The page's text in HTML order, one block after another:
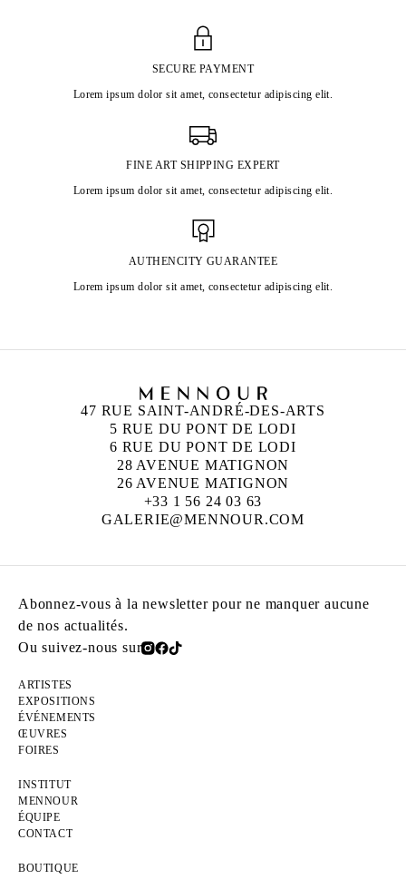
SECURE PAYMENT
Lorem ipsum dolor sit amet, consectetur adipiscing elit.
FINE ART SHIPPING EXPERT
Lorem ipsum dolor sit amet, consectetur adipiscing elit.
AUTHENCITY GUARANTEE
Lorem ipsum dolor sit amet, consectetur adipiscing elit.
47 RUE SAINT-ANDRÉ-DES-ARTS
5 RUE DU PONT DE LODI
6 RUE DU PONT DE LODI
28 AVENUE MATIGNON
26 AVENUE MATIGNON
+33 1 56 24 03 63
GALERIE@MENNOUR.COM
Abonnez-vous à la newsletter pour ne manquer aucune
de nos actualités.
Ou suivez-nous sur
ARTISTES
EXPOSITIONS
ÉVÉNEMENTS
ŒUVRES
FOIRES
INSTITUT
MENNOUR
ÉQUIPE
CONTACT
BOUTIQUE